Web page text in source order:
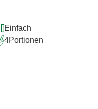
Einfach
4Portionen